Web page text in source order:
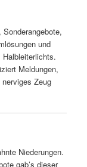
Sonderangebote,
und
Meldungen,
Zeug
Niederungen.
gab’s dieser